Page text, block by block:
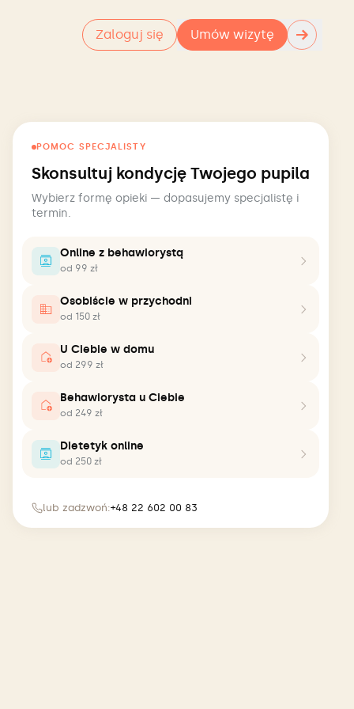
Zaloguj się Umów wizytę →
POMOC SPECJALISTY
Skonsultuj kondycję Twojego pupila
Wybierz formę opieki — dopasujemy specjalistę i
termin.
Online z behawiorystą
od 99 zł
Osobiście w przychodni
od 150 zł
U Ciebie w domu
od 299 zł
Behawiorysta u Ciebie
od 249 zł
Dietetyk online
od 250 zł
lub zadzwoń:+48 22 602 00 83